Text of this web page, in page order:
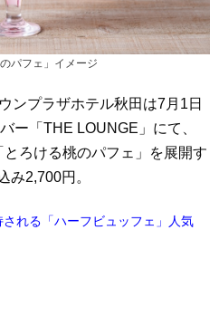
のパフェ」イメージ
ンプラザホテル秋田は7月1日
ー「THE LOUNGE」にて、
ろける桃のパフェ」を展開す
み2,700円。
される「ハーフビュッフェ」人気